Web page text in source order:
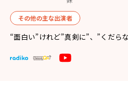
その他の主な出演者
“面白い”けれど”真剣に”、”くだら